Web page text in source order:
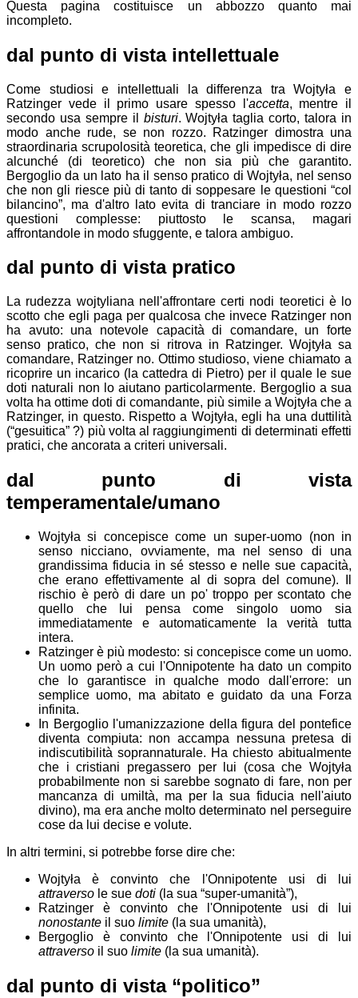
Questa pagina costituisce un abbozzo quanto mai
incompleto.
dal punto di vista intellettuale
Come studiosi e intellettuali la differenza tra Wojtyła e
Ratzinger vede il primo usare spesso l'accetta, mentre il
secondo usa sempre il bisturi. Wojtyła taglia corto, talora in
modo anche rude, se non rozzo. Ratzinger dimostra una
straordinaria scrupolosità teoretica, che gli impedisce di dire
alcunché (di teoretico) che non sia più che garantito.
Bergoglio da un lato ha il senso pratico di Wojtyła, nel senso
che non gli riesce più di tanto di soppesare le questioni “col
bilancino”, ma d'altro lato evita di tranciare in modo rozzo
questioni complesse: piuttosto le scansa, magari
affrontandole in modo sfuggente, e talora ambiguo.
dal punto di vista pratico
La rudezza wojtyliana nell'affrontare certi nodi teoretici è lo
scotto che egli paga per qualcosa che invece Ratzinger non
ha avuto: una notevole capacità di comandare, un forte
senso pratico, che non si ritrova in Ratzinger. Wojtyła sa
comandare, Ratzinger no. Ottimo studioso, viene chiamato a
ricoprire un incarico (la cattedra di Pietro) per il quale le sue
doti naturali non lo aiutano particolarmente. Bergoglio a sua
volta ha ottime doti di comandante, più simile a Wojtyła che a
Ratzinger, in questo. Rispetto a Wojtyła, egli ha una duttilità
(“gesuitica” ?) più volta al raggiungimenti di determinati effetti
pratici, che ancorata a criteri universali.
dal punto di vista
temperamentale/umano
Wojtyła si concepisce come un super-uomo (non in
senso nicciano, ovviamente, ma nel senso di una
grandissima fiducia in sé stesso e nelle sue capacità,
che erano effettivamente al di sopra del comune). Il
rischio è però di dare un po' troppo per scontato che
quello che lui pensa come singolo uomo sia
immediatamente e automaticamente la verità tutta
intera.
Ratzinger è più modesto: si concepisce come un uomo.
Un uomo però a cui l'Onnipotente ha dato un compito
che lo garantisce in qualche modo dall'errore: un
semplice uomo, ma abitato e guidato da una Forza
infinita.
In Bergoglio l'umanizzazione della figura del pontefice
diventa compiuta: non accampa nessuna pretesa di
indiscutibilità soprannaturale. Ha chiesto abitualmente
che i cristiani pregassero per lui (cosa che Wojtyła
probabilmente non si sarebbe sognato di fare, non per
mancanza di umiltà, ma per la sua fiducia nell'aiuto
divino), ma era anche molto determinato nel perseguire
cose da lui decise e volute.
In altri termini, si potrebbe forse dire che:
Wojtyła è convinto che l'Onnipotente usi di lui
attraverso le sue doti (la sua “super-umanità”),
Ratzinger è convinto che l'Onnipotente usi di lui
nonostante il suo limite (la sua umanità),
Bergoglio è convinto che l'Onnipotente usi di lui
attraverso il suo limite (la sua umanità).
dal punto di vista “politico”